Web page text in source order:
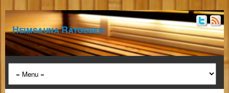
Heimsauna Ratgeber